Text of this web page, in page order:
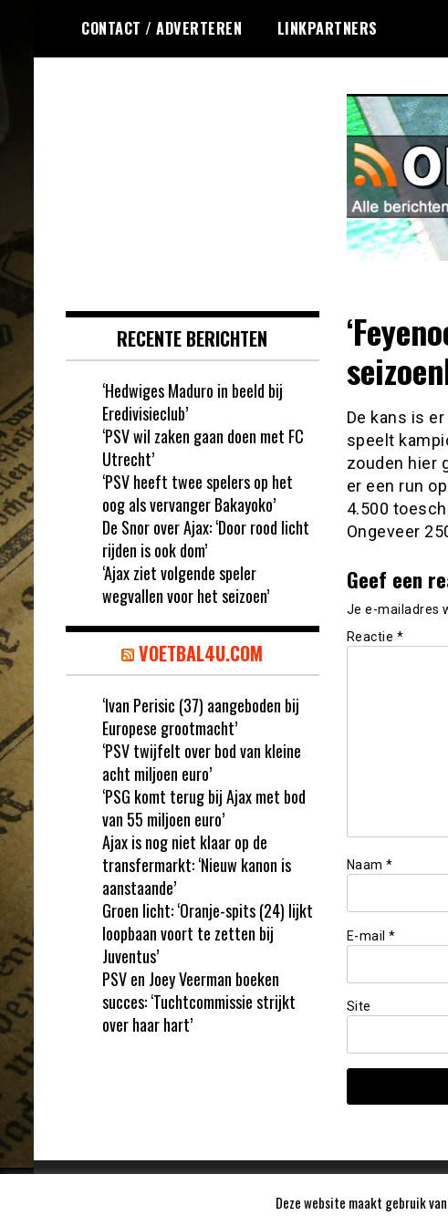
de
CONTACT / ADVERTEREN LINKPARTNERS
De kans is
speelt
zouden hier
er een run
4.500
Ongeveer
Geef een
Je e-mailadres
Reactie *
Naam *
E-mail *
Site
RECENTE BERICHTEN
‘Hedwiges Maduro in beeld bij
Eredivisieclub’
‘PSV wil zaken gaan doen met FC
Utrecht’
‘PSV heeft twee spelers op het
oog als vervanger Bakayoko’
De Snor over Ajax: ‘Door rood licht
rijden is ook dom’
‘Ajax ziet volgende speler
wegvallen voor het seizoen’
VOETBAL4U.COM
‘Ivan Perisic (37) aangeboden bij
Europese grootmacht’
‘PSV twijfelt over bod van kleine
acht miljoen euro’
‘PSG komt terug bij Ajax met bod
van 55 miljoen euro’
Ajax is nog niet klaar op de
transfermarkt: ‘Nieuw kanon is
aanstaande’
Groen licht: ‘Oranje-spits (24) lijkt
loopbaan voort te zetten bij
Juventus’
PSV en Joey Veerman boeken
succes: ‘Tuchtcommissie strijkt
over haar hart’
Deze website maakt gebruik